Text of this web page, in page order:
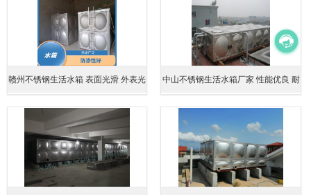
赣州不锈钢生活水箱 表面光滑 外表光
亮如镜
中山不锈钢生活水箱厂家 性能优良 耐
腐蚀性强